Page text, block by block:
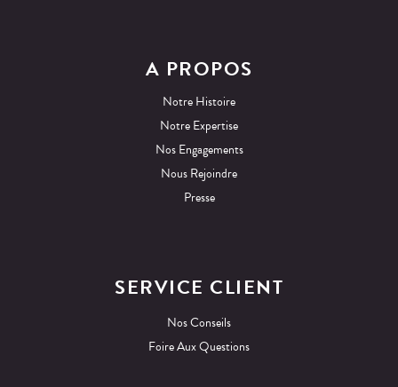
A PROPOS
Notre Histoire
Notre Expertise
Nos Engagements
Nous Rejoindre
Presse
SERVICE CLIENT
Nos Conseils
Foire Aux Questions